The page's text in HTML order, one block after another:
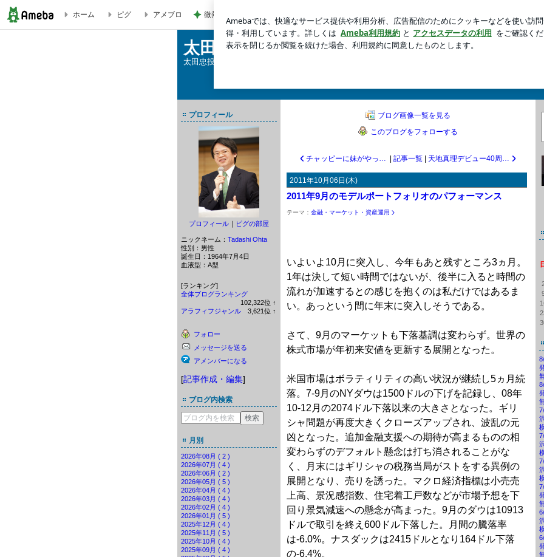
2011年9月のモデルポートフォリオのパフォーマンス | 太田忠の縦横無尽
ホーム ピグ アメブロ 微熱が続き再受診しない夫の行動
太田忠の縦横無尽
太田忠投資評価研究所 太田忠のブログ。金融・マーケットから経済、社会、仕事、音楽、日常まで幅
プロフィール
プロフィール ｜ ピグの部屋
ニックネーム： Tadashi Ohta
性別： 男性
誕生日： 1964年7月4日
血液型： A型
[ランキング]
全体ブログランキング
102,322位 ↑
アラフィフジャンル 3,621位 ↑
フォロー
メッセージを送る
アメンバーになる
[記事作成・編集]
ブログ内検索
月別
2026年08月 ( 2 )
2026年07月 ( 4 )
2026年06月 ( 2 )
2026年05月 ( 5 )
2026年04月 ( 4 )
2026年03月 ( 4 )
2026年02月 ( 4 )
2026年01月 ( 5 )
2025年12月 ( 4 )
2025年11月 ( 5 )
2025年10月 ( 4 )
2025年09月 ( 4 )
ブログ画像一覧を見る
このブログをフォローする
チャッピーに妹がやってきた 記事一覧 天地真理デビュー40周年祝賀会〈後編：夏を忘れた海〉
2011年10月06日(木)
2011年9月のモデルポートフォリオのパフォーマンス
テーマ： 金融・マーケット・資産運用
いよいよ10月に突入し、今年もあと残すところ3ヵ月。
1年は決して短い時間ではないが、後半に入ると時間の
流れが加速するとの感じを抱くのは私だけではあるま
い。あっという間に年末に突入しそうである。
さて、9月のマーケットも下落基調は変わらず。世界の
株式市場が年初来安値を更新する展開となった。
米国市場はボラティリティの高い状況が継続し5ヵ月続
落。7-9月のNYダウは1500ドルの下げを記録し、08年
10-12月の2074ドル下落以来の大きさとなった。ギリ
シャ問題が再度大きくクローズアップされ、波乱の元
凶となった。追加金融支援への期待が高まるものの相
変わらずのデフォルト懸念は打ち消されることがな
く、月末にはギリシャの税務当局がストをする異例の
展開となり、売りを誘った。マクロ経済指標は小売売
上高、景況感指数、住宅着工戸数などが市場予想を下
回り景気減速への懸念が高まった。9月のダウは10913
ドルで取引を終え600ドル下落した。月間の騰落率
は-6.0%。ナスダックは2415ドルとなり164ドル下落
の-6.4%。